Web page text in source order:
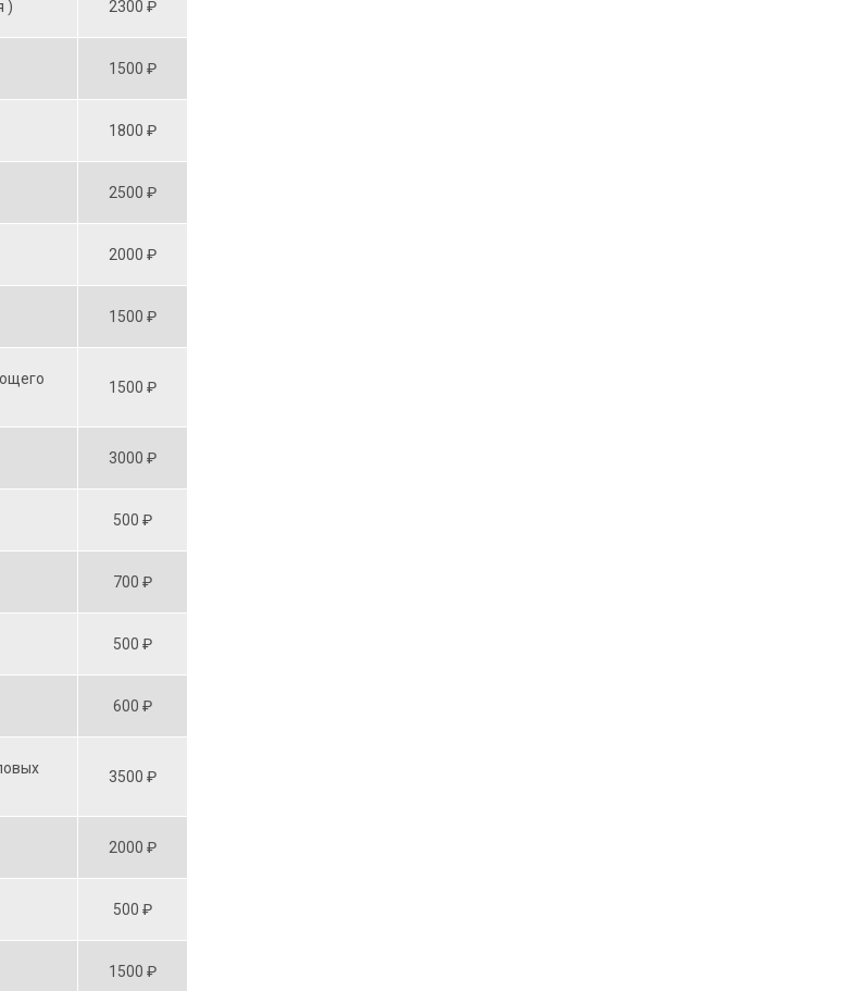
) 2300 ₽
1500 ₽
1800 ₽
2500 ₽
2000 ₽
1500 ₽
1500 ₽
3000 ₽
500 ₽
700 ₽
500 ₽
600 ₽
3500 ₽
2000 ₽
500 ₽
1500 ₽